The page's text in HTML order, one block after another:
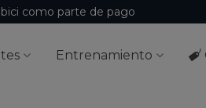
como parte de pago
Entrenamiento